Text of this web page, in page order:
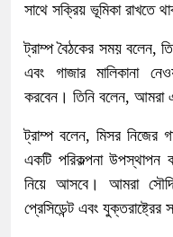
সাথে সক্রিয় ভূমিকা রাখতে
ট্রাম্প বৈঠকের সময় বলেন,
এবং গাজার মালিকানা
করবেন। তিনি বলেন, আমরা
ট্রাম্প বলেন, মিসর নিজের
একটি পরিকল্পনা উপস্থাপন
নিয়ে আসবে। আমরা
প্রেসিডেন্ট এবং যুক্তরাষ্ট্রের